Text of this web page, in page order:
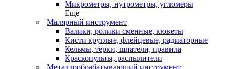
Микрометры, нутрометры, угломеры
Еще
Малярный инструмент
Валики, ролики сменные, кюветы
Кисти круглые, флейцевые, радиаторные
Кельмы, терки, шпатели, правила
Краскопульты, распылители
Металлообрабатывающий инструмент